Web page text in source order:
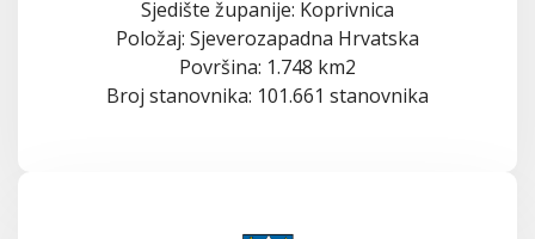
Sjedište županije: Koprivnica
Položaj: Sjeverozapadna Hrvatska
Površina: 1.748 km2
Broj stanovnika: 101.661 stanovnika